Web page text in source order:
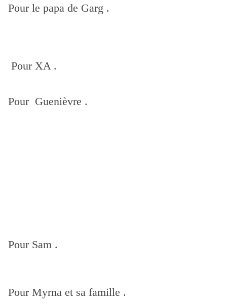
Pour le papa de Garg .
Pour XA .
Pour Guenièvre .
Pour Sam .
Pour Myrna et sa famille .